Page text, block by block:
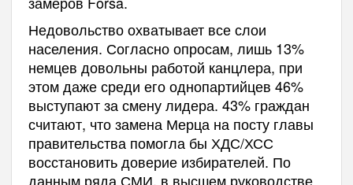
Недовольство охватывает все слои
населения. Согласно опросам, лишь 13%
немцев довольны работой канцлера, при
этом даже среди его однопартийцев 46%
выступают за смену лидера. 43% граждан
считают, что замена Мерца на посту главы
правительства помогла бы ХДС/ХСС
восстановить доверие избирателей. По
данным ряда СМИ, в высшем руководстве